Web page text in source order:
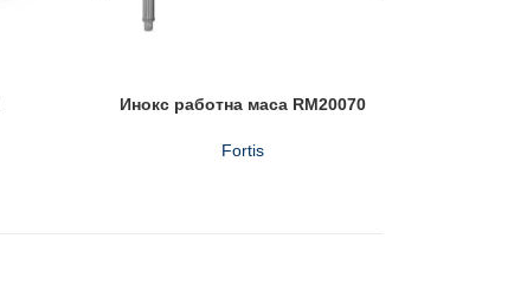
Инокс работна маса RM20070
Fortis